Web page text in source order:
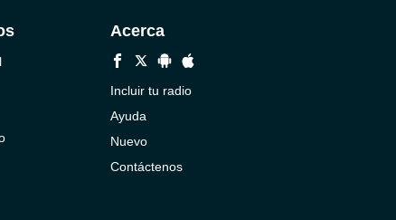
Acerca
Incluir tu radio
Ayuda
Nuevo
Contáctenos